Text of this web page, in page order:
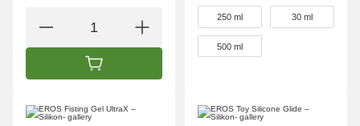
IN DEN WARENKORB
250 ml 30 ml
500 ml